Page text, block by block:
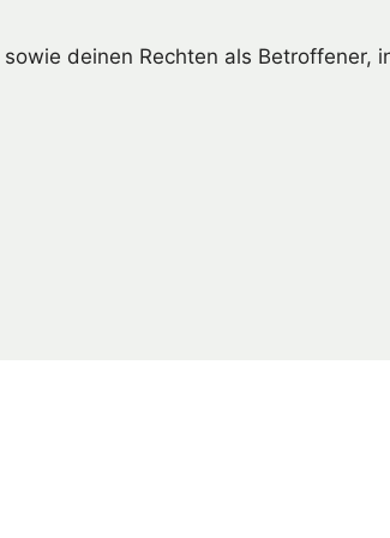
deinen Rechten als Betroffener,